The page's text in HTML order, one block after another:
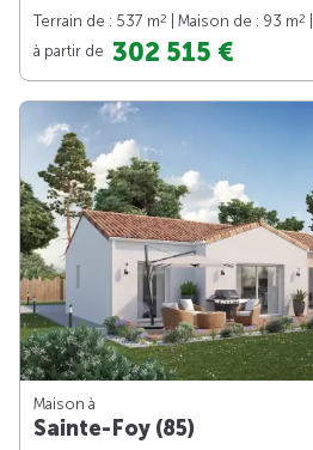
Terrain de : 537 m2 | Maison de : 93 m2
à partir de 302 515 €
Maison à
Sainte-Foy (85)